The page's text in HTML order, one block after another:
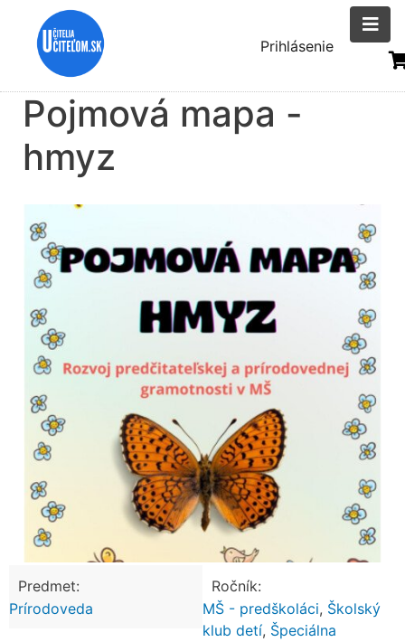
Menu
účtu
Prihlásenie
Pojmová mapa -
hmyz
Predmet:
Prírodoveda
Ročník:
MŠ - predškoláci, Školský
klub detí, Špeciálna